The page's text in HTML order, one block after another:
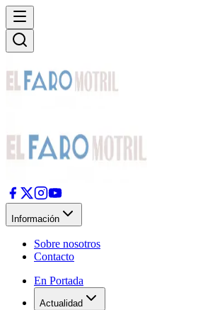
Información
Sobre nosotros
Contacto
En Portada
Actualidad